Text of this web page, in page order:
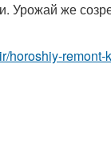
Урожай же
horoshiy-remont-